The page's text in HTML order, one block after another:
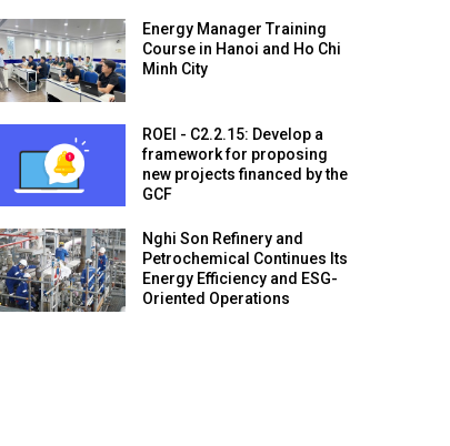
Energy Manager Training
Course in Hanoi and Ho Chi
Minh City
ROEI - C2.2.15: Develop a
framework for proposing
new projects financed by the
GCF
Nghi Son Refinery and
Petrochemical Continues Its
Energy Efficiency and ESG-
Oriented Operations